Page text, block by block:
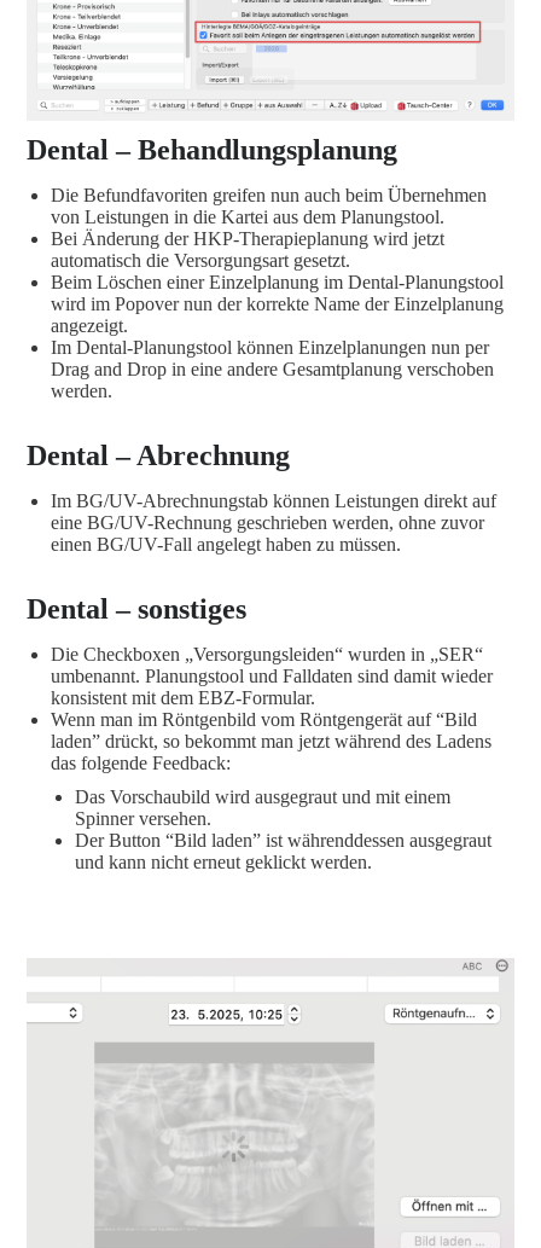
Dental – Behandlungsplanung
Die Befundfavoriten greifen nun auch beim Übernehmen
von Leistungen in die Kartei aus dem Planungstool.
Bei Änderung der HKP-Therapieplanung wird jetzt
automatisch die Versorgungsart gesetzt.
Beim Löschen einer Einzelplanung im Dental-Planungstool
wird im Popover nun der korrekte Name der Einzelplanung
angezeigt.
Im Dental-Planungstool können Einzelplanungen nun per
Drag and Drop in eine andere Gesamtplanung verschoben
werden.
Dental – Abrechnung
Im BG/UV-Abrechnungstab können Leistungen direkt auf
eine BG/UV-Rechnung geschrieben werden, ohne zuvor
einen BG/UV-Fall angelegt haben zu müssen.
Dental – sonstiges
Die Checkboxen „Versorgungsleiden“ wurden in „SER“
umbenannt. Planungstool und Falldaten sind damit wieder
konsistent mit dem EBZ-Formular.
Wenn man im Röntgenbild vom Röntgengerät auf “Bild
laden” drückt, so bekommt man jetzt während des Ladens
das folgende Feedback:
Das Vorschaubild wird ausgegraut und mit einem
Spinner versehen.
Der Button “Bild laden” ist währenddessen ausgegraut
und kann nicht erneut geklickt werden.